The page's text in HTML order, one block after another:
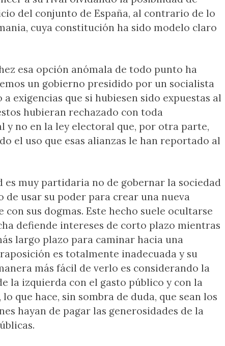
del conjunto de España, al contrario de lo
cuya constitución ha sido modelo claro
esa opción anómala de todo punto ha
un gobierno presidido por un socialista
exigencias que si hubiesen sido expuestas al
hubieran rechazado con toda
y no en la ley electoral que, por otra parte,
el uso que esas alianzas le han reportado al
muy partidaria no de gobernar la sociedad
de usar su poder para crear una nueva
sus dogmas. Este hecho suele ocultarse
defiende intereses de corto plazo mientras
largo plazo para caminar hacia una
es totalmente inadecuada y su
más fácil de verlo es considerando la
la izquierda con el gasto público y con la
que hace, sin sombra de duda, que sean los
hayan de pagar las generosidades de la